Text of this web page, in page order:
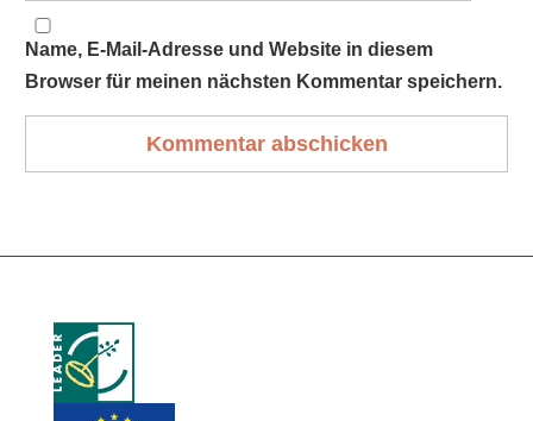
Name, E-Mail-Adresse und Website in diesem
Browser für meinen nächsten Kommentar speichern.